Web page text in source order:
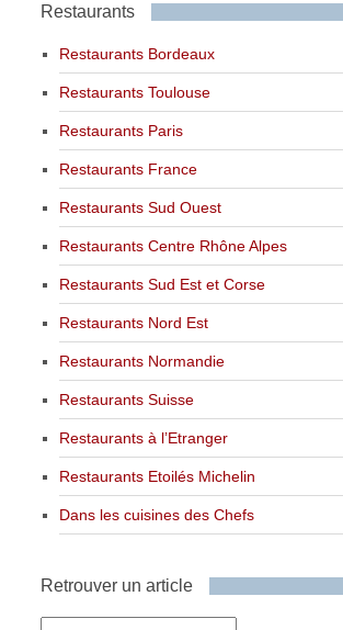
Restaurants
Restaurants Bordeaux
Restaurants Toulouse
Restaurants Paris
Restaurants France
Restaurants Sud Ouest
Restaurants Centre Rhône Alpes
Restaurants Sud Est et Corse
Restaurants Nord Est
Restaurants Normandie
Restaurants Suisse
Restaurants à l’Etranger
Restaurants Etoilés Michelin
Dans les cuisines des Chefs
Retrouver un article